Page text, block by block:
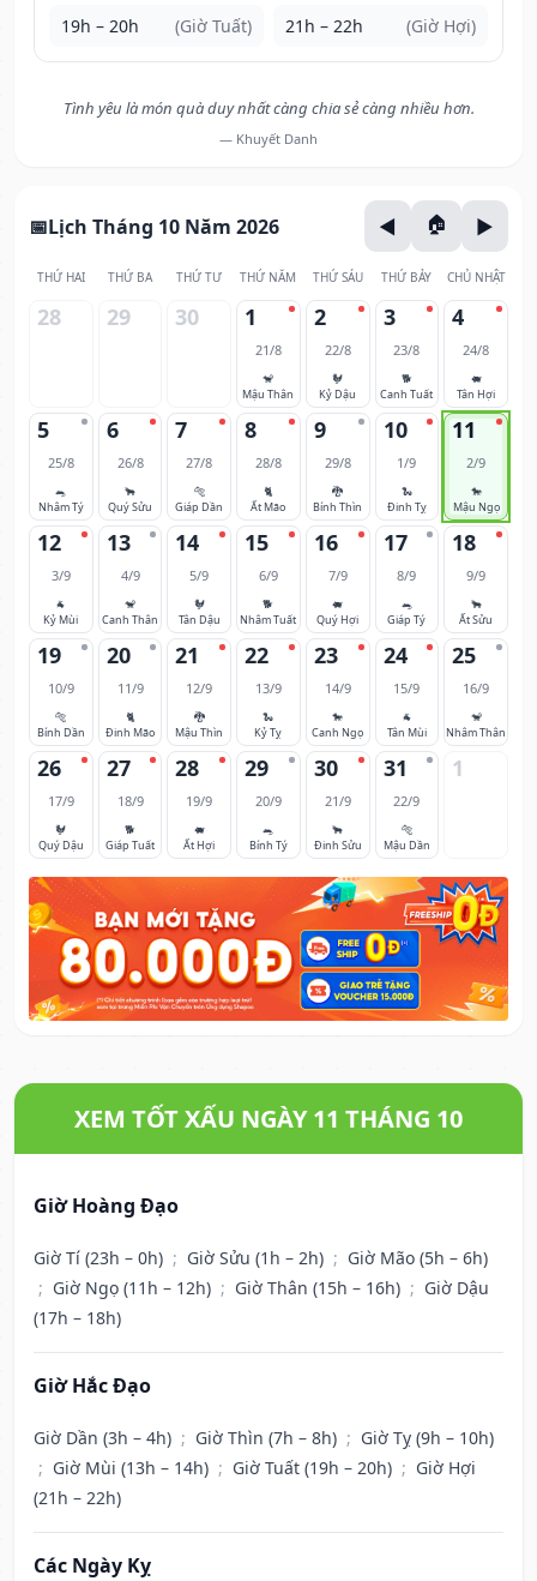
19h – 20h (Giờ Tuất) 21h – 22h (Giờ Hợi)
Tình yêu là món quà duy nhất càng chia sẻ càng nhiều hơn.
— Khuyết Danh
Lịch Tháng 10 Năm 2026
THỨ HAI THỨ BA THỨ TƯ THỨ NĂM THỨ SÁU THỨ BẢY CHỦ NHẬT
28 29 30 1
21/8
🐒
Mậu Thân
2
22/8
🐓
Kỷ Dậu
3
23/8
🐕
Canh Tuất
4
24/8
🐖
Tân Hợi
5
25/8
🐀
Nhâm Tý
6
26/8
🐂
Quý Sửu
7
27/8
🐅
Giáp Dần
8
28/8
🐈
Ất Mão
9
29/8
🐉
Bính Thìn
10
1/9
🐍
Đinh Tỵ
11
2/9
🐎
Mậu Ngọ
12
3/9
🐐
Kỷ Mùi
13
4/9
🐒
Canh Thân
14
5/9
🐓
Tân Dậu
15
6/9
🐕
Nhâm Tuất
16
7/9
🐖
Quý Hợi
17
8/9
🐀
Giáp Tý
18
9/9
🐂
Ất Sửu
19
10/9
🐅
Bính Dần
20
11/9
🐈
Đinh Mão
21
12/9
🐉
Mậu Thìn
22
13/9
🐍
Kỷ Tỵ
23
14/9
🐎
Canh Ngọ
24
15/9
🐐
Tân Mùi
25
16/9
🐒
Nhâm Thân
26
17/9
🐓
Quý Dậu
27
18/9
🐕
Giáp Tuất
28
19/9
🐖
Ất Hợi
29
20/9
🐀
Bính Tý
30
21/9
🐂
Đinh Sửu
31
22/9
🐅
Mậu Dần
1
XEM TỐT XẤU NGÀY 11 THÁNG 10
Giờ Hoàng Đạo
Giờ Tí (23h – 0h) ; Giờ Sửu (1h – 2h) ; Giờ Mão (5h – 6h)
; Giờ Ngọ (11h – 12h) ; Giờ Thân (15h – 16h) ; Giờ Dậu
(17h – 18h)
Giờ Hắc Đạo
Giờ Dần (3h – 4h) ; Giờ Thìn (7h – 8h) ; Giờ Tỵ (9h – 10h)
; Giờ Mùi (13h – 14h) ; Giờ Tuất (19h – 20h) ; Giờ Hợi
(21h – 22h)
Các Ngày Kỵ